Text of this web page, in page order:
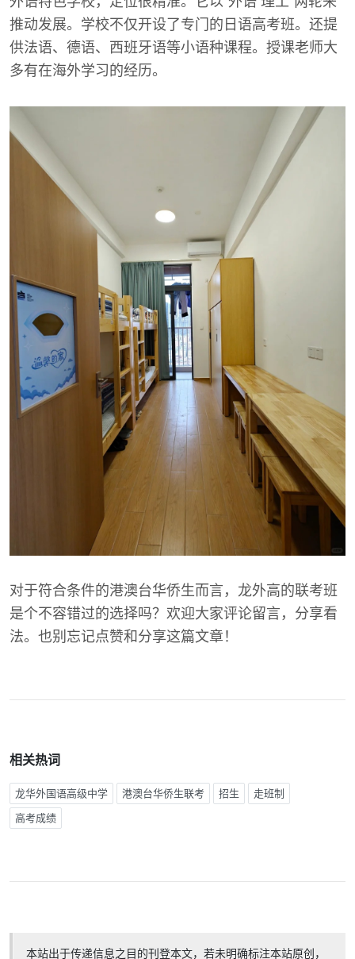
推动发展。学校不仅开设了专门的日语高考班。还提
供法语、德语、西班牙语等小语种课程。授课老师大
多有在海外学习的经历。
对于符合条件的港澳台华侨生而言，龙外高的联考班
是个不容错过的选择吗？欢迎大家评论留言，分享看
法。也别忘记点赞和分享这篇文章！
相关热词
龙华外国语高级中学 港澳台华侨生联考 招生 走班制
高考成绩
本站出于传递信息之目的刊登本文，若未明确标注本站原创，